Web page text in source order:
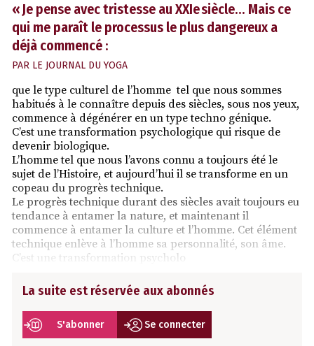
« Je pense avec tristesse au XXIe siècle… Mais ce
qui me paraît le processus le plus dangereux a
déjà commencé :
PAR LE JOURNAL DU YOGA
que le type culturel de l’homme tel que nous sommes
habitués à le connaître depuis des siècles, sous nos yeux,
commence à dégénérer en un type techno génique.
C’est une transformation psychologique qui risque de
devenir biologique.
L’homme tel que nous l’avons connu a toujours été le
sujet de l’Histoire, et aujourd’hui il se transforme en un
copeau du progrès technique.
Le progrès technique durant des siècles avait toujours eu
tendance à entamer la nature, et maintenant il
commence à entamer la culture et l’homme. Cet élément
technique enlève à l’homme sa personnalité, son âme.
C’est une transformation psycholo
La suite est réservée aux abonnés
S'abonner Se connecter